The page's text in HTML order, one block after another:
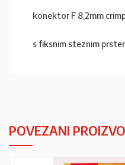
konektor F 8,2mm
s fiksnim steznim
POVEZANI